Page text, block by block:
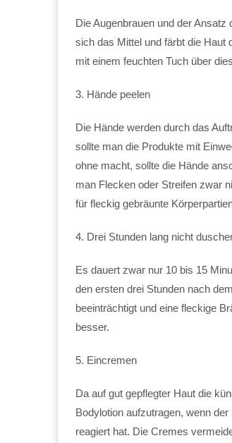
Die Augenbrauen und der
sich das Mittel und färbt die
mit einem feuchten Tuch über
3. Hände peelen
Die Hände werden durch das
sollte man die Produkte mit
ohne macht, sollte die Hände
man Flecken oder Streifen zwar
für fleckig gebräunte
4. Drei Stunden lang nicht
Es dauert zwar nur 10 bis 15
den ersten drei Stunden nach
beeinträchtigt und eine fleckige
besser.
5. Eincremen
Da auf gut gepflegter Haut die
Bodylotion aufzutragen, wenn
reagiert hat. Die Cremes